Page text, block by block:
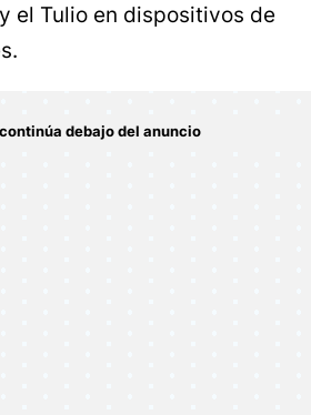
el Tulio en dispositivos de